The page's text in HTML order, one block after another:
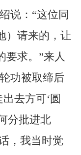
说：“这位同
）请来的，让
要求。”来人
功被取缔后
去方可‘圆
分批进北
，我当时觉